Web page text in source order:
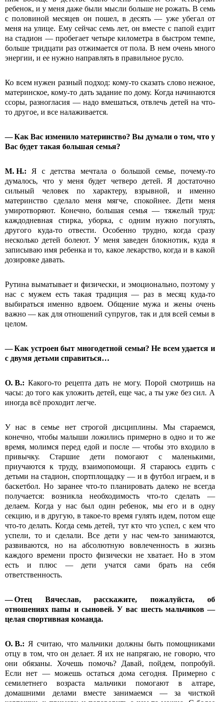
ребенок, и у меня даже были мысли больше не рожать. В семь
с половиной месяцев он пошел, в десять — уже убегал от
меня на улице. Ему сейчас семь лет, он вместе с папой ездит
на стадион — пробегает четыре километра в быстром темпе,
больше тридцати раз отжимается от пола. В нем очень много
энергии, и ее нужно направлять в правильное русло.
Ко всем нужен разный подход: кому-то сказать слово нежное,
материнское, кому-то дать задание по дому. Когда начинаются
ссоры, разногласия — надо вмешаться, отвлечь детей на что-
то другое, и все налаживается.
— Как Вас изменило материнство? Вы думали о том, что у
Вас будет такая большая семья?
М. Н.: Я с детства мечтала о большой семье, почему-то
думалось, что у меня будет четверо детей. Я достаточно
сильный человек по характеру, взрывной, и именно
материнство сделало меня мягче, спокойнее. Дети меня
умиротворяют. Конечно, большая семья — тяжелый труд:
каждодневная стирка, уборка, с одним нужно погулять,
другого куда-то отвести. Особенно трудно, когда сразу
несколько детей болеют. У меня заведен блокнотик, куда я
записываю имя ребенка и то, какое лекарство, когда и в какой
дозировке давать.
Рутина выматывает и физически, и эмоционально, поэтому у
нас с мужем есть такая традиция — раз в месяц куда-то
выбираться именно вдвоем. Общение мужа и жены очень
важно — как для отношений супругов, так и для всей семьи в
целом.
— Как устроен быт многодетной семьи? Не всем удается и
с двумя детьми справиться…
О. В.: Какого-то рецепта дать не могу. Порой смотришь на
часы: до того как уложить детей, еще час, а ты уже без сил. А
иногда всё проходит легче.
У нас в семье нет строгой дисциплины. Мы стараемся,
конечно, чтобы малыши ложились примерно в одно и то же
время, молимся перед едой и после — чтобы это входило в
привычку. Старшие дети помогают с маленькими,
приучаются к труду, взаимопомощи. Я стараюсь ездить с
детьми на стадион, спортплощадку — и в футбол играем, и в
баскетбол. Но заранее что-то планировать далеко не всегда
получается: возникла необходимость что-то сделать —
делаем. Когда у нас был один ребенок, мы его и в одну
секцию, и в другую, в такое-то время гулять идем, потом еще
что-то делать. Когда семь детей, тут кто что успел, с кем что
успели, то и сделали. Все дети у нас чем-то занимаются,
развиваются, но на абсолютную вовлеченность в жизнь
каждого времени просто физически не хватает. Но в этом
есть и плюс — дети учатся сами брать на себя
ответственность.
— Отец Вячеслав, расскажите, пожалуйста, об
отношениях папы и сыновей. У вас шесть мальчиков —
целая спортивная команда.
О. В.: Я считаю, что мальчики должны быть помощниками
отцу в том, что он делает. Я их не напрягаю, не говорю, что
они обязаны. Хочешь помочь? Давай, пойдем, попробуй.
Если нет — можешь остаться дома сегодня. Примерно с
семилетнего возраста мальчики помогают в алтаре,
домашними делами вместе занимаемся — за чисткой